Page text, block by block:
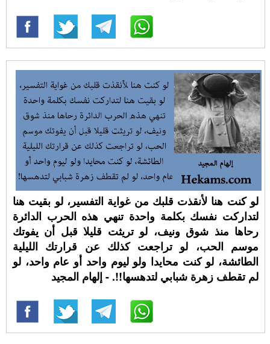
لو كنت هنا لأنقذت قلبك من غواية التفسير، لو بقيت هنا
لتداركت نفسك بكلمة واحدة تنهي هذه الحرب الدائرة
رحاها منذ شوق ونيف، لو تريثت قليلا قبل أن يفوتك
موسم الحب، لو تراجعت كذلك عن قرارتك الليلية
الطائشة، لو كنت محايدا ولو ليوم واحد أو عام واحد، لو
لم تقطف زهرة شبابي لتدهسها!!. - إلهام المجيد